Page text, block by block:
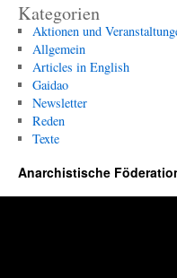
Kategorien
Aktionen und
Allgemein
Articles in English
Gaidao
Newsletter
Reden
Texte
Anarchistische